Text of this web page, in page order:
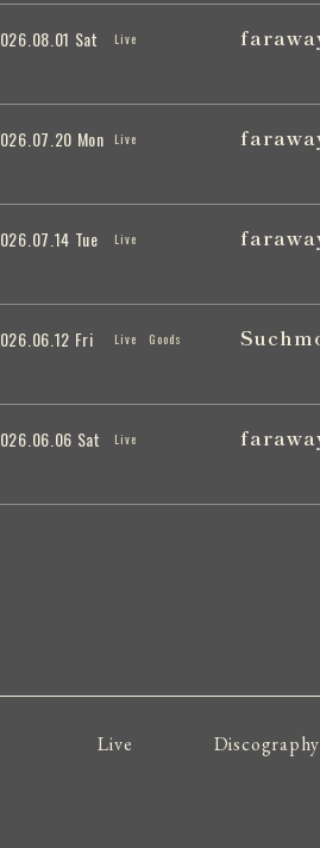
Sat Live
Mon Live
Tue Live
Fri Live Goods
Sat Live
Live Discography